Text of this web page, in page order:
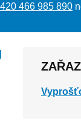
466 985 890